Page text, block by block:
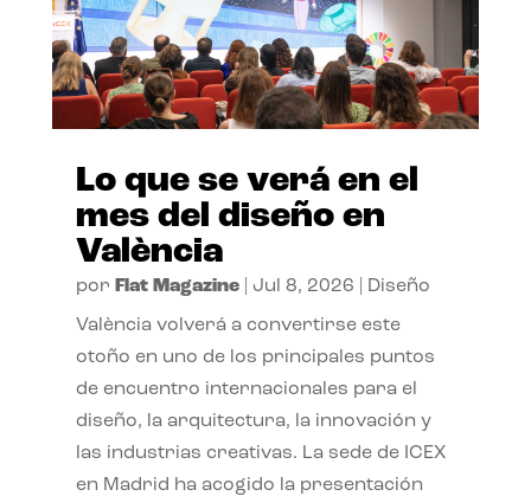
Lo que se verá en el
mes del diseño en
València
por Flat Magazine| Jul 8, 2026 Diseño
València volverá a convertirse este
otoño en uno de los principales puntos
de encuentro internacionales para el
diseño, la arquitectura, la innovación y
las industrias creativas. La sede de ICEX
en Madrid ha acogido la presentación